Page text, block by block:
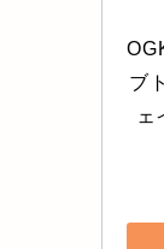
ブ
ェ